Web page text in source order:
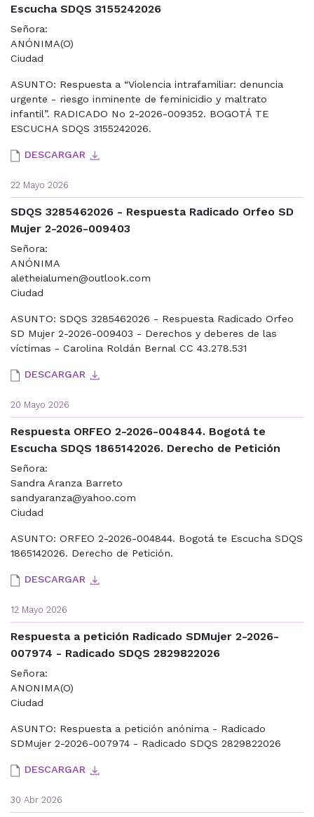
Escucha SDQS 3155242026
Señora:
ANÓNIMA(O)
Ciudad
ASUNTO: Respuesta a “Violencia intrafamiliar: denuncia
urgente - riesgo inminente de feminicidio y maltrato
infantil”. RADICADO No 2-2026-009352. BOGOTÁ TE
ESCUCHA SDQS 3155242026.
DESCARGAR
22 Mayo 2026
SDQS 3285462026 - Respuesta Radicado Orfeo SD
Mujer 2-2026-009403
Señora:
ANÓNIMA
aletheialumen@outlook.com
Ciudad
ASUNTO: SDQS 3285462026 - Respuesta Radicado Orfeo
SD Mujer 2-2026-009403 - Derechos y deberes de las
víctimas - Carolina Roldán Bernal CC 43.278.531
DESCARGAR
20 Mayo 2026
Respuesta ORFEO 2-2026-004844. Bogotá te
Escucha SDQS 1865142026. Derecho de Petición
Señora:
Sandra Aranza Barreto
sandyaranza@yahoo.com
Ciudad
ASUNTO: ORFEO 2-2026-004844. Bogotá te Escucha SDQS
1865142026. Derecho de Petición.
DESCARGAR
12 Mayo 2026
Respuesta a petición Radicado SDMujer 2-2026-
007974 - Radicado SDQS 2829822026
Señora:
ANONIMA(O)
Ciudad
ASUNTO: Respuesta a petición anónima - Radicado
SDMujer 2-2026-007974 - Radicado SDQS 2829822026
DESCARGAR
30 Abr 2026